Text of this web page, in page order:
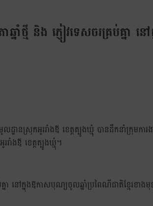
ថ្មី និង ភ្ញៀវទេសចរគ្រប់គ្នា
ានស្រុកអូររាំងឪ ខេត្តត្បូងឃ្មុំ បានដឹកនាំក្រុមការ
ាំងឪ ខេត្តត្បូងឃ្មុំ។
នា នៅក្នុងឱកាសបុណ្យចូលឆ្នាំប្រពៃណីជាតិខ្មែ